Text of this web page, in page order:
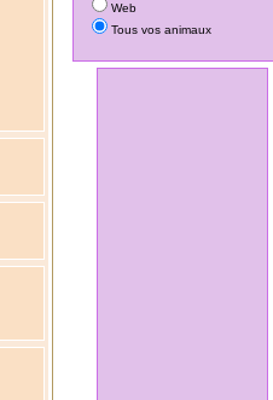
Web
Tous vos animaux